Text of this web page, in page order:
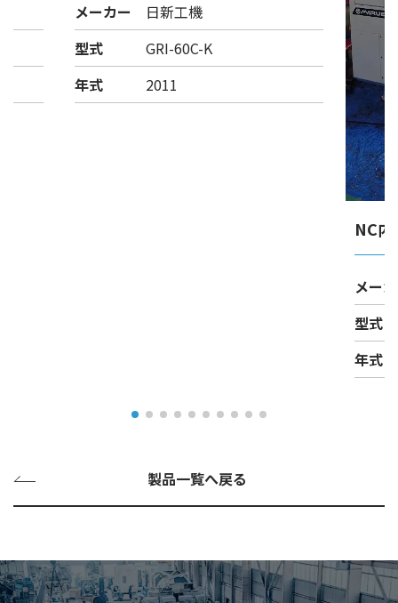
メーカー
日新工機
型式
GRI-60C-K
年式
2011
NC
メー
型式
年式
製品一覧へ戻る